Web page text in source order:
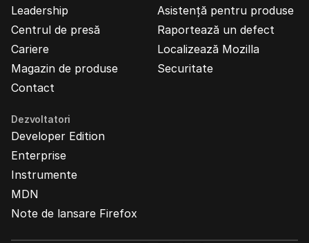
Leadership
Centrul de presă
Cariere
Magazin de produse
Contact
Asistență pentru produse
Raportează un defect
Localizează Mozilla
Securitate
Dezvoltatori
Developer Edition
Enterprise
Instrumente
MDN
Note de lansare Firefox